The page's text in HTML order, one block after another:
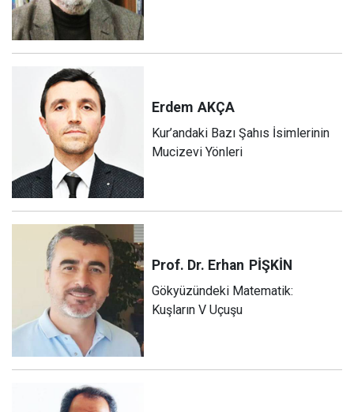
Erdem AKÇA
Kur’andaki Bazı Şahıs İsimlerinin
Mucizevi Yönleri
Prof. Dr. Erhan PİŞKİN
Gökyüzündeki Matematik:
Kuşların V Uçuşu